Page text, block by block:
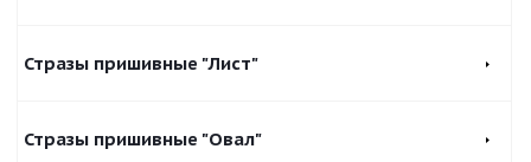
Стразы пришивные "Лист"
Стразы пришивные "Овал"